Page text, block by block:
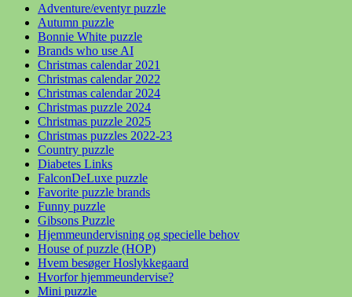
Adventure/eventyr puzzle
Autumn puzzle
Bonnie White puzzle
Brands who use AI
Christmas calendar 2021
Christmas calendar 2022
Christmas calendar 2024
Christmas puzzle 2024
Christmas puzzle 2025
Christmas puzzles 2022-23
Country puzzle
Diabetes Links
FalconDeLuxe puzzle
Favorite puzzle brands
Funny puzzle
Gibsons Puzzle
Hjemmeundervisning og specielle behov
House of puzzle (HOP)
Hvem besøger Hoslykkegaard
Hvorfor hjemmeundervise?
Mini puzzle